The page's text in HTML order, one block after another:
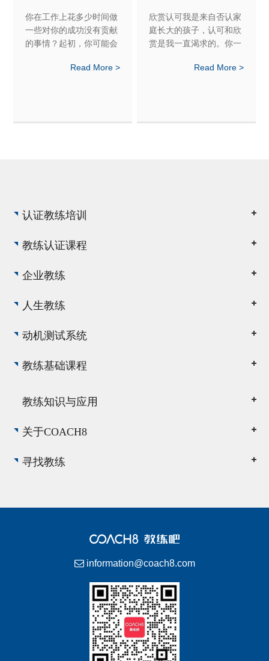
间
你在工作上花多少时间做
一些对你的成功没有贡献
的事情？起初，你可能会
如果您以前没有使用过活
Read More >
里天空，任我遨游
欣赏认可我是来自否认家
庭长大的孩子，认可和欣
赏是我一直渴求的。你一
追寻。学习教练之前，我
Read More >
认证教练培训
教练认证课程
企业教练
人生教练
动机测试系统
教练基础课程
教练知识与应用
关于COACH8
寻找教练
information@coach8.com